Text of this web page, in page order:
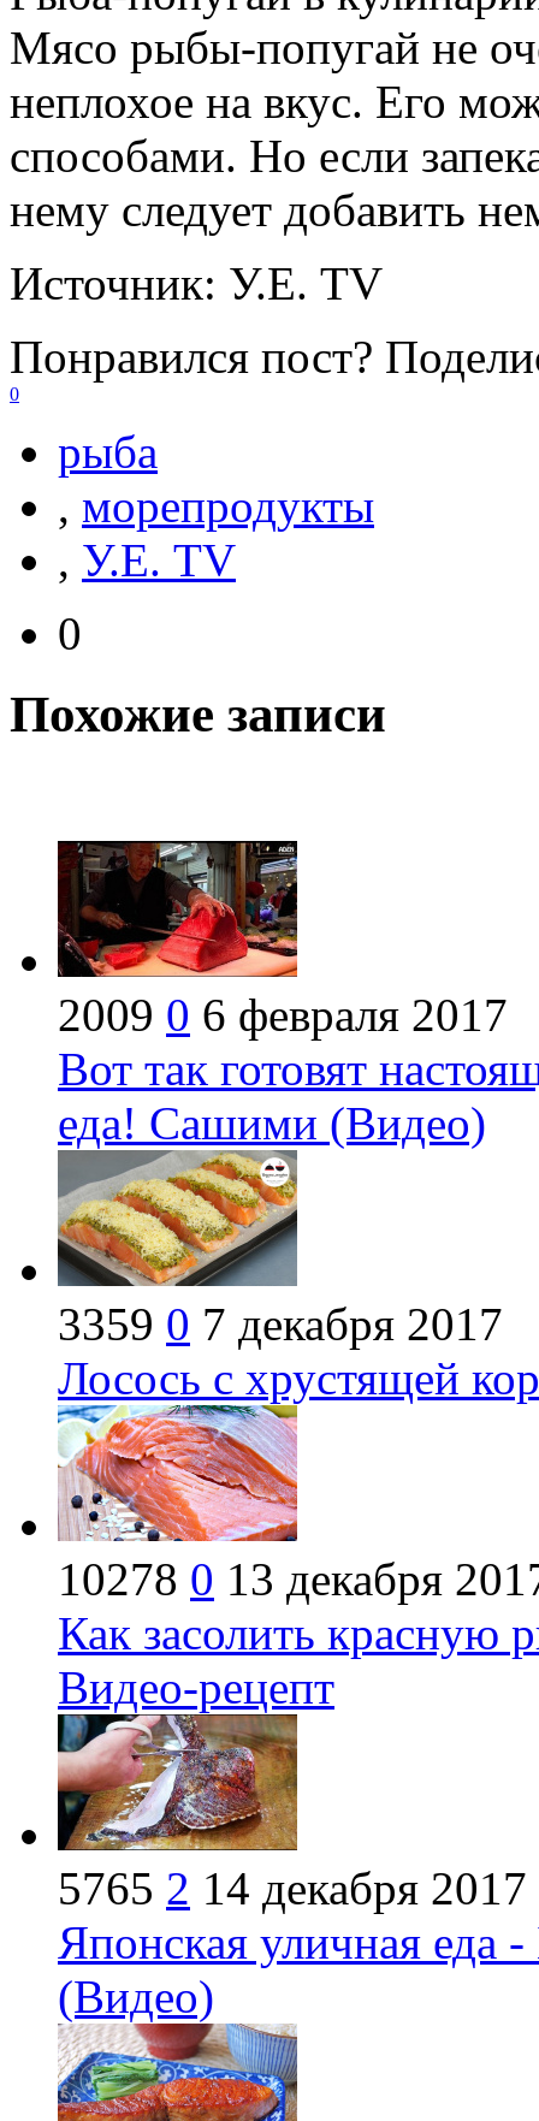
Мясо рыбы-попугай не
неплохое на вкус. Его
способами. Но если
нему следует добавить
Источник: У.Е. TV
Понравился пост?
0
рыба
, морепродукты
, У.Е. TV
0
Похожие записи
2009 0 6 февраля 2017
Вот так готовят
еда! Сашими (Видео)
3359 0 7 декабря 2017
Лосось с хрустящей
10278 0 13 декабря
Как засолить красную
Видео-рецепт
5765 2 14 декабря 2017
Японская уличная еда
(Видео)